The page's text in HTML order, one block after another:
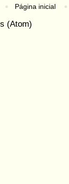
Página inicial
(Atom)